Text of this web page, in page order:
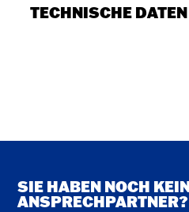
TECHNISCHE DATEN
SIE HABEN NOCH
ANSPRECHPARTNER?